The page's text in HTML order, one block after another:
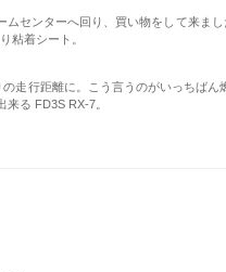
センターへ回り、買い物をして来まし
粘着シート。
走行距離に。こう言うのがいっちばん
る FD3S RX-7。